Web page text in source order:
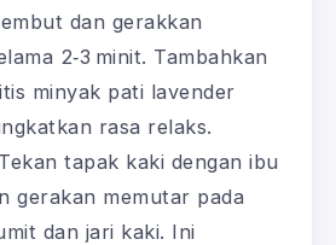
dan gerakkan
2‑3 minit. Tambahkan
minyak pati lavender
rasa relaks.
Tekan tapak kaki dengan ibu
gerakan memutar pada
dan jari kaki. Ini